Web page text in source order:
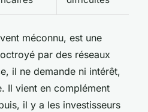
méconnu, est une
par des réseaux
il ne demande ni intérêt,
Il vient en complément
il y a les investisseurs